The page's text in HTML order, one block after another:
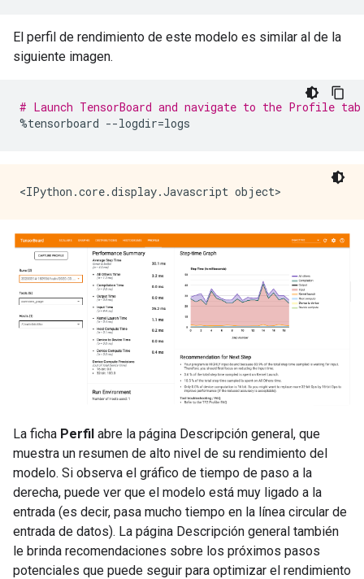
El perfil de rendimiento de este modelo es similar al de la
siguiente imagen.
# Launch TensorBoard and navigate to the Profile
%tensorboard --logdir=logs
La ficha Perfil abre la página Descripción general, que
muestra un resumen de alto nivel de su rendimiento del
modelo. Si observa el gráfico de tiempo de paso a la
derecha, puede ver que el modelo está muy ligado a la
entrada (es decir, pasa mucho tiempo en la línea circular de
entrada de datos). La página Descripción general también
le brinda recomendaciones sobre los próximos pasos
potenciales que puede seguir para optimizar el rendimiento